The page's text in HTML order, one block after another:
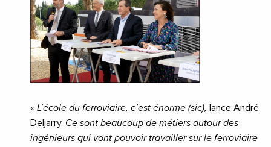
« L’école du ferroviaire, c’est énorme (sic), lance André
Deljarry. Ce sont beaucoup de métiers autour des
ingénieurs qui vont pouvoir travailler sur le ferroviaire